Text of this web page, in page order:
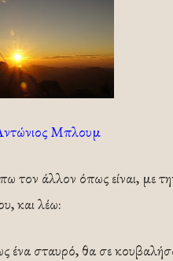
Μπλουμ
τον άλλον όπως είναι, με
και λέω:
σταυρό, θα σε κουβαλήσω